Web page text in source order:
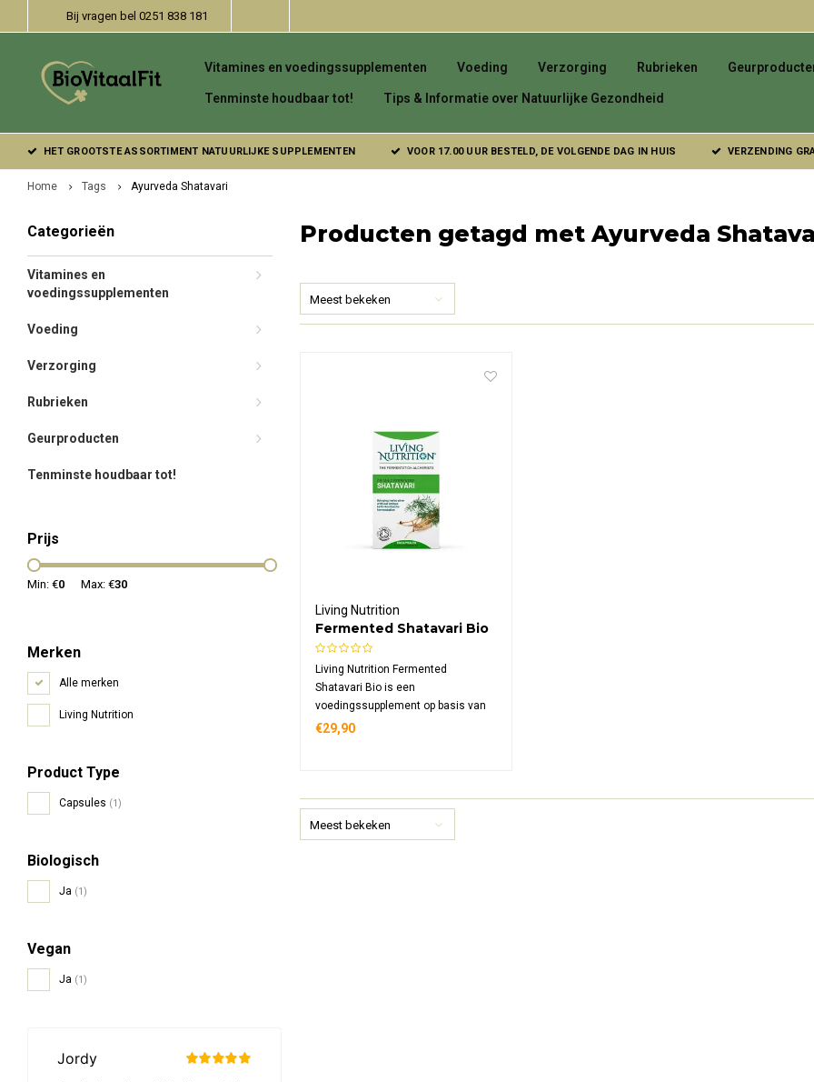
Bij vragen bel 0251 838 181
Vitamines en voedingssupplementen Voeding Verzorging Rubrieken
Tenminste houdbaar tot! Tips & Informatie over Natuurlijke Gezondheid
HET GROOTSTE ASSORTIMENT NATUURLIJKE SUPPLEMENTEN VOOR 17.00 UUR BESTELD, DE VOLGENDE DAG IN HUIS VERZENDING
Home Tags Ayurveda Shatavari
Categorieën
Vitamines en
voedingssupplementen
Voeding
Verzorging
Rubrieken
Geurproducten
Tenminste houdbaar tot!
Prijs
Min: €0 Max: €30
Merken
Alle merken
Living Nutrition
Product Type
Capsules (1)
Biologisch
Ja (1)
Vegan
Ja (1)
Producten getagd met Ayurveda
Meest bekeken
Living Nutrition
Fermented Shatavari Bio
Living Nutrition Fermented
Shatavari Bio is een
voedingssupplement op basis van
gefermenteerde shatavari, verpakt
€29,90
Meest bekeken